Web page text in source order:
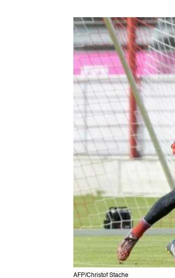
AFP/Christof Stache